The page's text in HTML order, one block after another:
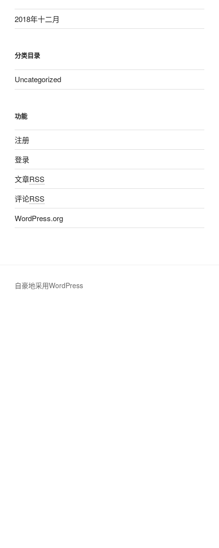
2018年十二月
分类目录
Uncategorized
功能
注册
登录
文章RSS
评论RSS
WordPress.org
自豪地采用WordPress